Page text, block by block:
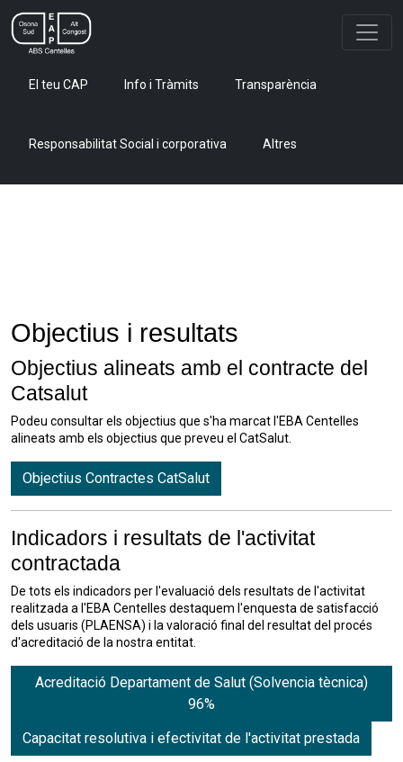
El teu CAP Info i Tràmits Transparència
Responsabilitat Social i corporativa Altres
Objectius i resultats
Objectius alineats amb el contracte del
Catsalut
Podeu consultar els objectius que s'ha marcat l'EBA Centelles
alineats amb els objectius que preveu el CatSalut.
Objectius Contractes CatSalut
Indicadors i resultats de l'activitat
contractada
De tots els indicadors per l'evaluació dels resultats de l'activitat
realitzada a l'EBA Centelles destaquem l'enquesta de satisfacció
dels usuaris (PLAENSA) i la valoració final del resultat del procés
d'acreditació de la nostra entitat.
Acreditació Departament de Salut (Solvencia tècnica)
96%
Capacitat resolutiva i efectivitat de l'activitat prestada